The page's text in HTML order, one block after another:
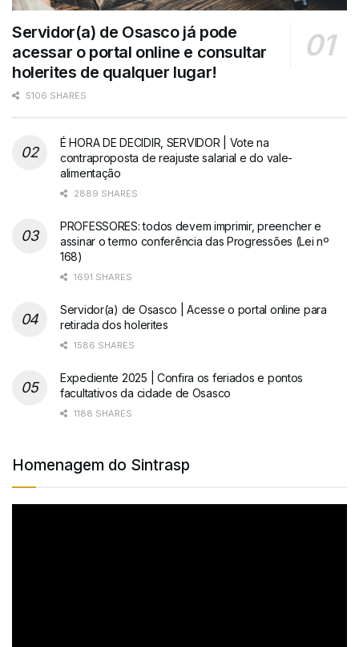
Servidor(a) de Osasco já pode
acessar o portal online e consultar
holerites de qualquer lugar!
5106 SHARES
É HORA DE DECIDIR, SERVIDOR | Vote na
contraproposta de reajuste salarial e do vale-
alimentação
2889 SHARES
PROFESSORES: todos devem imprimir, preencher e
assinar o termo conferência das Progressões (Lei nº
168)
1691 SHARES
Servidor(a) de Osasco | Acesse o portal online para
retirada dos holerites
1586 SHARES
Expediente 2025 | Confira os feriados e pontos
facultativos da cidade de Osasco
1188 SHARES
Homenagem do Sintrasp